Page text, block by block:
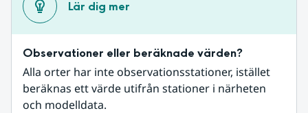
Lär dig mer
Observationer eller beräknade värden?
Alla orter har inte observationsstationer, istället
beräknas ett värde utifrån stationer i närheten
och modelldata.